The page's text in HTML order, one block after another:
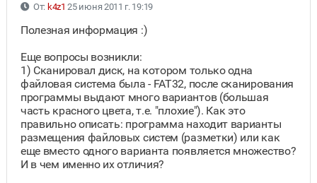
От: k4z1 25 июня 2011 г. 19:19
Полезная информация :)
Еще вопросы возникли:
1) Сканировал диск, на котором только одна
файловая система была - FAT32, после сканирования
программы выдают много вариантов (большая
часть красного цвета, т.е. "плохие"). Как это
правильно описать: программа находит варианты
размещения файловых систем (разметки) или как
еще вместо одного варианта появляется множество?
И в чем именно их отличия?